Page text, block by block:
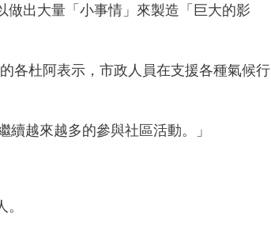
出大量「小事情」來製造「巨大的影
各杜阿表示，市政人員在支援各種氣候行
越來越多的參與社區活動。」